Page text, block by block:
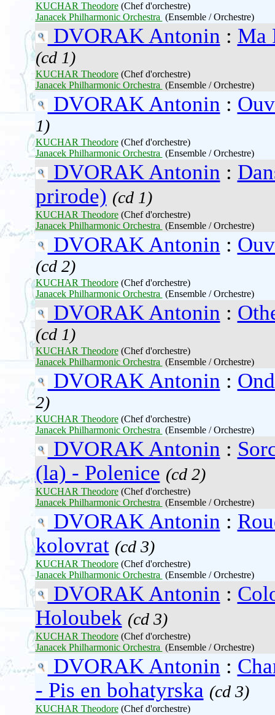
KUCHAR Theodore(Chef d'orchestre)
Janacek Philharmonic Orchestra (Ensemble / Orchestre)
DVORAK Antonin : Ma
(cd 1)
KUCHAR Theodore(Chef d'orchestre)
Janacek Philharmonic Orchestra (Ensemble / Orchestre)
DVORAK Antonin :
1)
KUCHAR Theodore(Chef d'orchestre)
Janacek Philharmonic Orchestra (Ensemble / Orchestre)
DVORAK Antonin :
prirode) (cd 1)
KUCHAR Theodore(Chef d'orchestre)
Janacek Philharmonic Orchestra (Ensemble / Orchestre)
DVORAK Antonin :
(cd 2)
KUCHAR Theodore(Chef d'orchestre)
Janacek Philharmonic Orchestra (Ensemble / Orchestre)
DVORAK Antonin :
(cd 1)
KUCHAR Theodore(Chef d'orchestre)
Janacek Philharmonic Orchestra (Ensemble / Orchestre)
DVORAK Antonin :
2)
KUCHAR Theodore(Chef d'orchestre)
Janacek Philharmonic Orchestra (Ensemble / Orchestre)
DVORAK Antonin :
(la) - Polenice (cd 2)
KUCHAR Theodore(Chef d'orchestre)
Janacek Philharmonic Orchestra (Ensemble / Orchestre)
DVORAK Antonin :
kolovrat (cd 3)
KUCHAR Theodore(Chef d'orchestre)
Janacek Philharmonic Orchestra (Ensemble / Orchestre)
DVORAK Antonin :
Holoubek (cd 3)
KUCHAR Theodore(Chef d'orchestre)
Janacek Philharmonic Orchestra (Ensemble / Orchestre)
DVORAK Antonin :
- Pis en bohatyrska (cd 3)
KUCHAR Theodore(Chef d'orchestre)